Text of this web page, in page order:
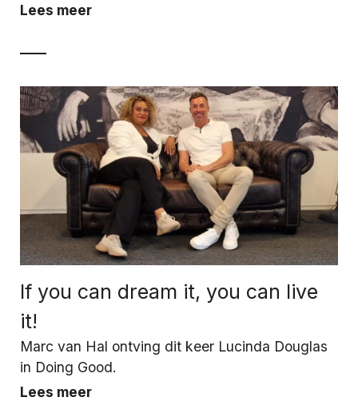
Lees meer
If you can dream it, you can live
it!
Marc van Hal ontving dit keer Lucinda Douglas
in Doing Good.
Lees meer